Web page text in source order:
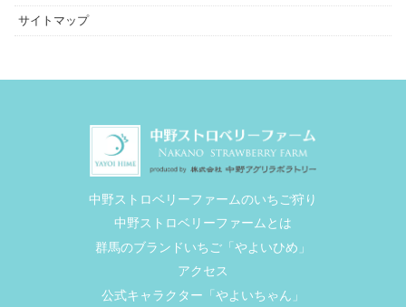
サイトマップ
中野ストロベリーファームのいちご狩り
中野ストロベリーファームとは
群馬のブランドいちご「やよいひめ」
アクセス
公式キャラクター「やよいちゃん」